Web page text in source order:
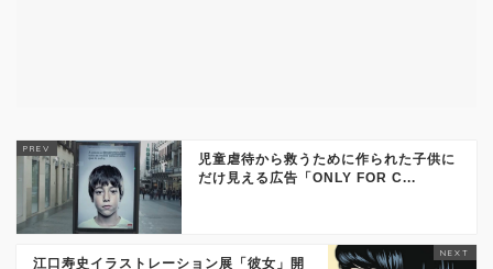
児童虐待から救うために作られた子供に
だけ見える広告「ONLY FOR C...
江口寿史イラストレーション展「彼女」開